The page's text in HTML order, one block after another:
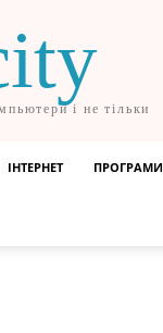
і не тільки
ІНТЕРНЕТ ПРОГРАМИ